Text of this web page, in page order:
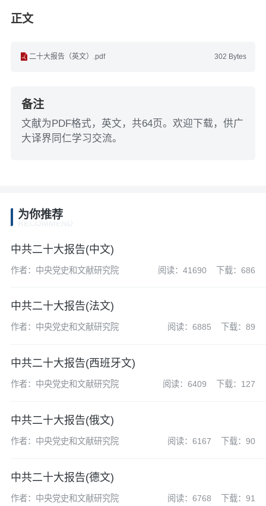
正文
302 Bytes
二十大报告（英文）.pdf
备注
文献为PDF格式，英文，共64页。欢迎下载，供广
大译界同仁学习交流。
为你推荐
中共二十大报告(中文)
作者：中央党史和文献研究院 阅读：41690 下载：686
中共二十大报告(法文)
作者：中央党史和文献研究院 阅读：6885 下载：89
中共二十大报告(西班牙文)
作者：中央党史和文献研究院 阅读：6409 下载：127
中共二十大报告(俄文)
作者：中央党史和文献研究院 阅读：6167 下载：90
中共二十大报告(德文)
作者：中央党史和文献研究院 阅读：6768 下载：91